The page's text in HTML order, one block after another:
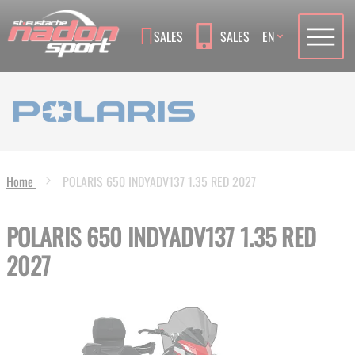
SALES SALES Language
EN
Home POLARIS 650 INDYADV137 1.35 RED 2027
POLARIS 650 INDYADV137 1.35 RED
2027